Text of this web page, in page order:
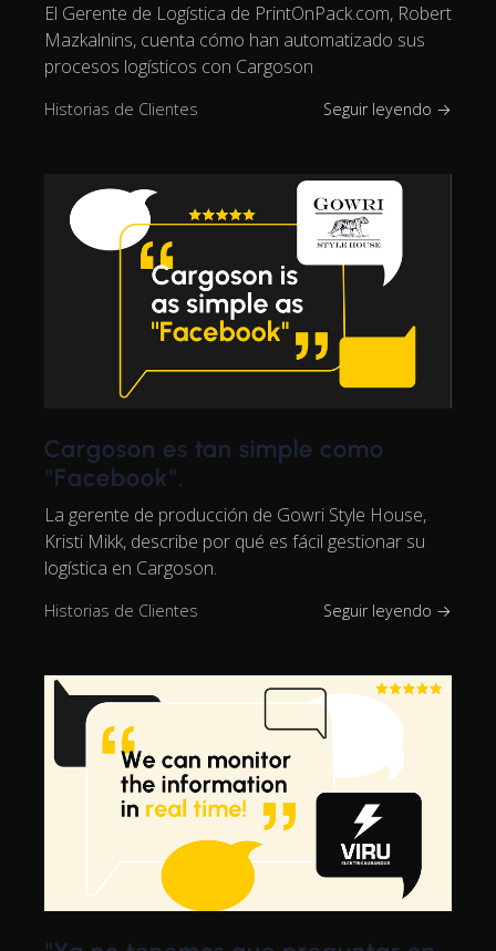
El Gerente de Logística de PrintOnPack.com, Robert
Mazkalnins, cuenta cómo han automatizado sus
procesos logísticos con Cargoson
Historias de Clientes Seguir leyendo →
Cargoson es tan simple como
"Facebook".
La gerente de producción de Gowri Style House,
Kristi Mikk, describe por qué es fácil gestionar su
logística en Cargoson.
Historias de Clientes Seguir leyendo →